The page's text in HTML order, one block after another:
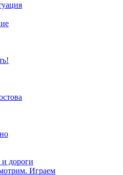
и дороги
Играем